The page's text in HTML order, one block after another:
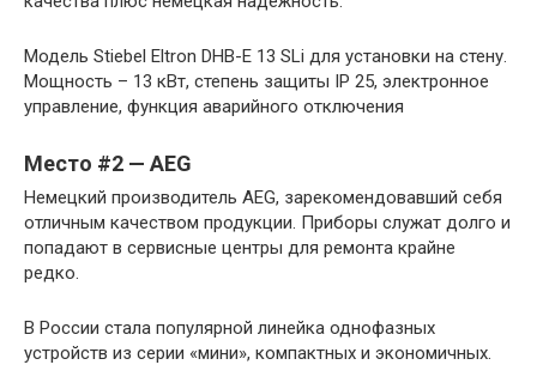
Модель Stiebel Eltron DHB-E 13 SLi для установки на стену.
Мощность – 13 кВт, степень защиты IP 25, электронное
управление, функция аварийного отключения
Место #2 — AEG
Немецкий производитель AEG, зарекомендовавший себя
отличным качеством продукции. Приборы служат долго и
попадают в сервисные центры для ремонта крайне
редко.
В России стала популярной линейка однофазных
устройств из серии «мини», компактных и экономичных.